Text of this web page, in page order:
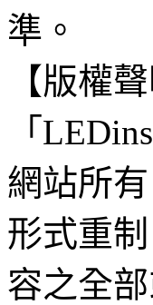
準。
【版權聲
「
網站所
形式重
容之全